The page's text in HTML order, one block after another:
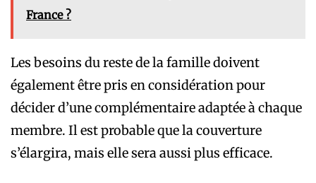
France ?
Les besoins du reste de la famille doivent
également être pris en considération pour
décider d’une complémentaire adaptée à chaque
membre. Il est probable que la couverture
s’élargira, mais elle sera aussi plus efficace.